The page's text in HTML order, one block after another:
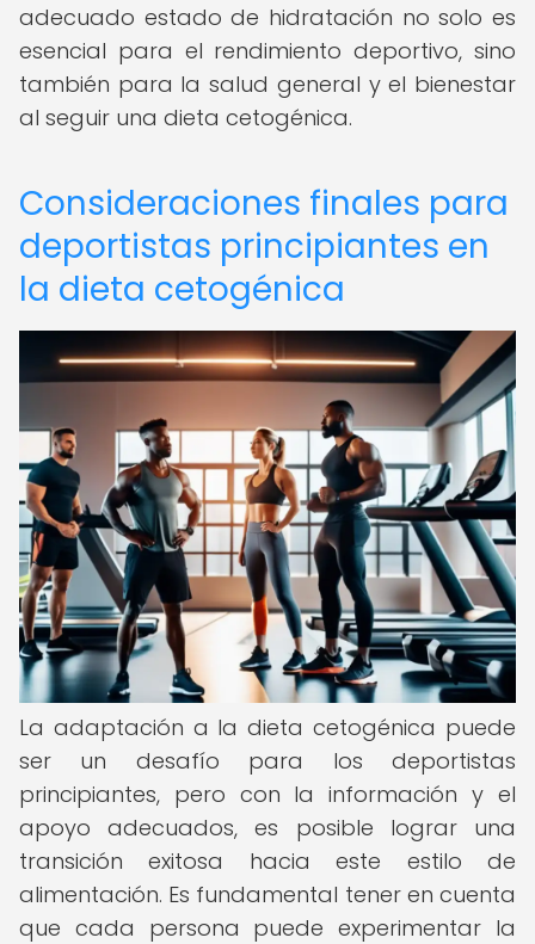
adecuado estado de hidratación no solo es
esencial para el rendimiento deportivo, sino
también para la salud general y el bienestar
al seguir una dieta cetogénica.
Consideraciones finales para
deportistas principiantes en
la dieta cetogénica
La adaptación a la dieta cetogénica puede
ser un desafío para los deportistas
principiantes, pero con la información y el
apoyo adecuados, es posible lograr una
transición exitosa hacia este estilo de
alimentación. Es fundamental tener en cuenta
que cada persona puede experimentar la